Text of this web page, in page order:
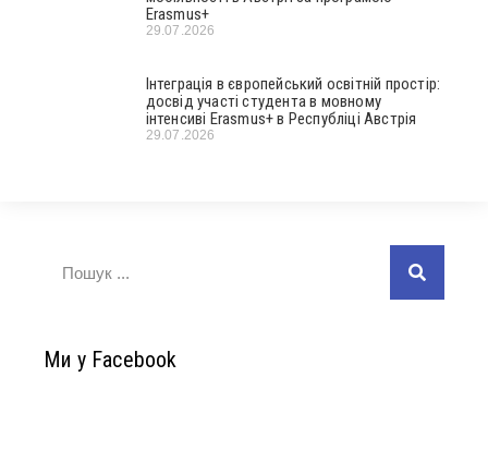
Erasmus+
29.07.2026
Інтеграція в європейський освітній простір:
досвід участі студента в мовному
інтенсиві Erasmus+ в Республіці Австрія
29.07.2026
Ми у Facebook